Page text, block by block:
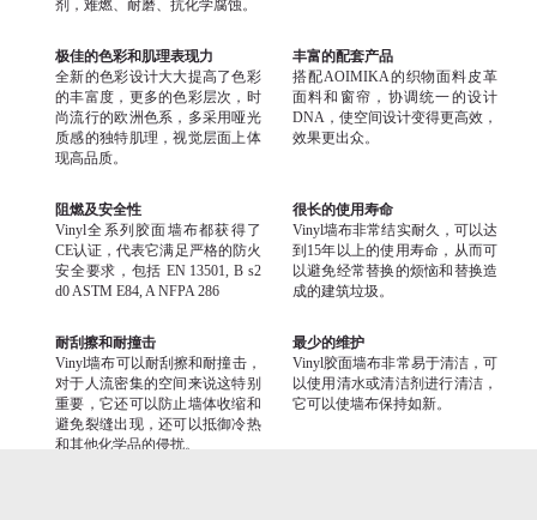
剂，难燃、耐磨、抗化学腐蚀。
极佳的色彩和肌理表现力
全新的色彩设计大大提高了色彩
的丰富度，更多的色彩层次，时
尚流行的欧洲色系，多采用哑光
质感的独特肌理，视觉层面上体
现高品质。
丰富的配套产品
搭配AOIMIKA的织物面料皮革
面料和窗帘，协调统一的设计
DNA，使空间设计变得更高效，
效果更出众。
阻燃及安全性
Vinyl全系列胶面墙布都获得了
CE认证，代表它满足严格的防火
安全要求，包括 EN 13501, B s2
d0 ASTM E84, A NFPA 286
很长的使用寿命
Vinyl墙布非常结实耐久，可以达
到15年以上的使用寿命，从而可
以避免经常替换的烦恼和替换造
成的建筑垃圾。
耐刮擦和耐撞击
Vinyl墙布可以耐刮擦和耐撞击，
对于人流密集的空间来说这特别
重要，它还可以防止墙体收缩和
避免裂缝出现，还可以抵御冷热
和其他化学品的侵扰。
最少的维护
Vinyl胶面墙布非常易于清洁，可
以使用清水或清洁剂进行清洁，
它可以使墙布保持如新。